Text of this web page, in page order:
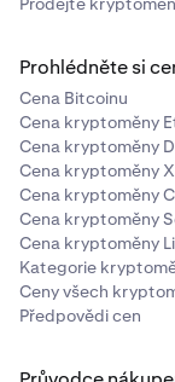
Prohlédněte si
Cena Bitcoinu
Cena kryptoměny
Cena kryptoměny
Cena kryptoměny
Cena kryptoměny
Cena kryptoměny
Cena kryptoměny
Kategorie
Ceny všech
Předpovědi cen